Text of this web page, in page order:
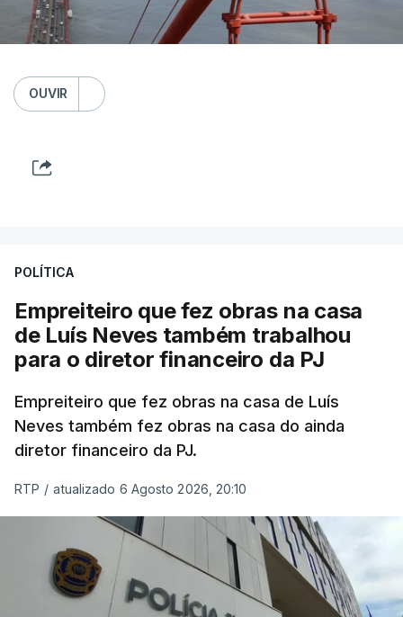
OUVIR
POLÍTICA
Empreiteiro que fez obras na casa
de Luís Neves também trabalhou
para o diretor financeiro da PJ
Empreiteiro que fez obras na casa de Luís
Neves também fez obras na casa do ainda
diretor financeiro da PJ.
RTP / atualizado 6 Agosto 2026, 20:10